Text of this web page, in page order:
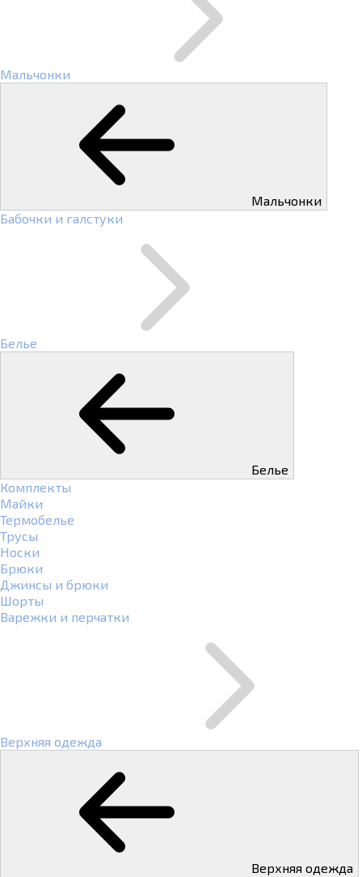
Мальчонки
Мальчонки
Бабочки и галстуки
Белье
Белье
Комплекты
Майки
Термобелье
Трусы
Носки
Брюки
Джинсы и брюки
Шорты
Варежки и перчатки
Верхняя одежда
Верхняя одежда